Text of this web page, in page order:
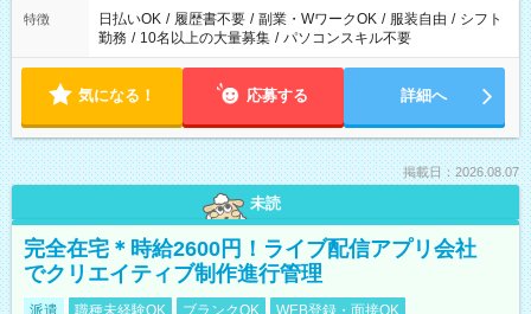
特徴 日払いOK / 履歴書不要 / 副業・WワークOK / 服装自由 / シフト
勤務 / 10名以上の大量募集 / パソコンスキル不要
気になる！ 応募する 詳細へ
掲載日：2026.08.07
未読
完全在宅＊時給2600円！ライブ配信アプリ会社
でクリエイティブ制作進行管理
派遣 職種未経験OK ブランクOK WEB登録・面接OK